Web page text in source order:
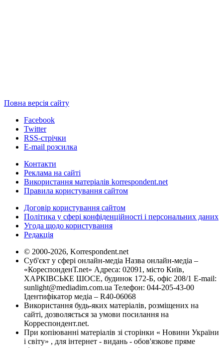
Повна версія сайту
Facebook
Twitter
RSS-стрічки
E-mail розсилка
Контакти
Реклама на сайті
Використання матеріалів korrespondent.net
Правила користування сайтом
Договір користування сайтом
Політика у сфері конфіденційності і персональних даних
Угода щодо користування
Редакція
© 2000-2026, Korrespondent.net
Суб'єкт у сфері онлайн-медіа Назва онлайн-медіа –
«КореспонденТ.net» Адреса: 02091, місто Київ,
ХАРКІВСЬКЕ ШОСЕ, будинок 172-Б, офіс 208/1 E-mail:
sunlight@mediadim.com.ua Телефон: 044-205-43-00
Ідентифікатор медіа – R40-06068
Використання будь-яких матеріалів, розміщених на
сайті, дозволяється за умови посилання на
Корреспондент.net.
При копіюванні матеріалів зі сторінки « Новини України
і світу» , для інтернет - видань - обов'язкове пряме